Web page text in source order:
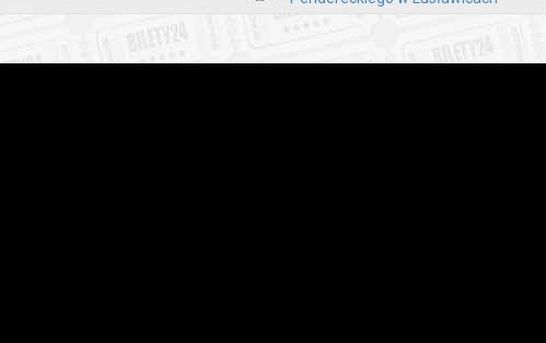
samochodów na parkingu głównym przy budynku ECM KP.